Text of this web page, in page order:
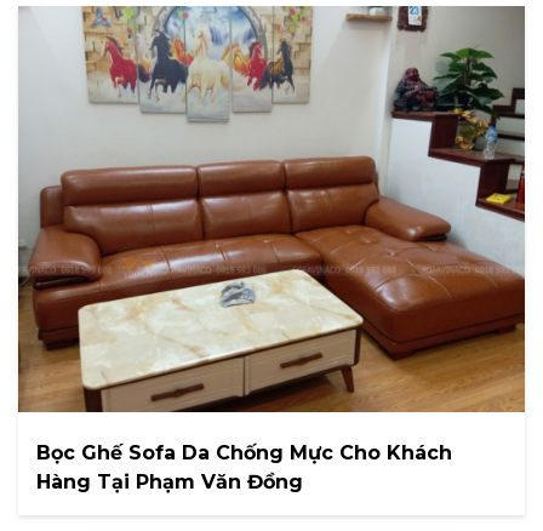
Bọc Ghế Sofa Da Chống Mực Cho Khách
Hàng Tại Phạm Văn Đồng